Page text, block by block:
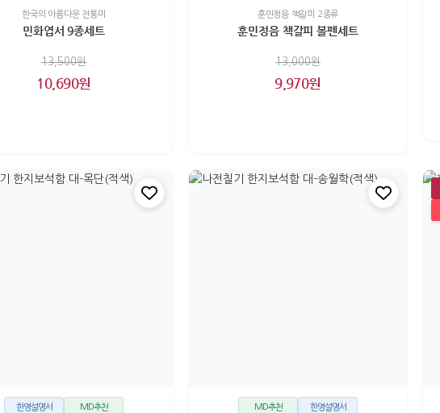
한국의 아름다운 전통미
민화엽서 9종세트
13,500원
10,690원
훈민정음 책갈피 2종류
훈민정음 책갈피 볼펜세트
13,000원
9,970원
한영설명서 MD추천 MD추천 한영설명서